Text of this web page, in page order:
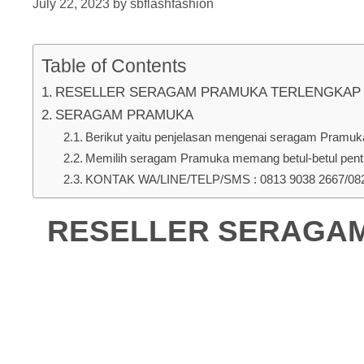
July 22, 2023 by sbflashfashion
Table of Contents
RESELLER SERAGAM PRAMUKA
SERAGAM PRAMUKA
Berikut yaitu penjelasan mengenai seragam
Memilih seragam Pramuka memang betul-betul
KONTAK WA/LINE/TELP/SMS : 0813 9038 2667/
RESELLER